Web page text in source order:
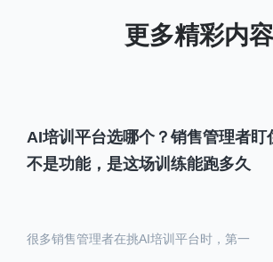
AI培训平台选哪个？销售管理者盯
不是功能，是这场训练能跑多久
很多销售管理者在挑AI培训平台时，第一